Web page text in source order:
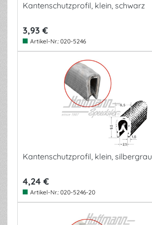
Kantenschutzprofil, klein, schwarz
3,93 €
Artikel-Nr.: 020-5246
Kantenschutzprofil, klein, silbergrau
4,24 €
Artikel-Nr.: 020-5246-20